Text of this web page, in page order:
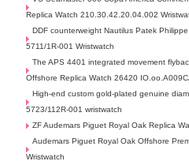
Replica Watch 210.30.42.20.04.002
DDF counterweight Nautilus Patek
5711/1R-001 Wristwatch
The APS 4401 integrated movement
Offshore Replica Watch 26420
High-end custom gold-plated genuine
5723/112R-001 wristwatch
ZF Audemars Piguet Royal Oak Replica
Audemars Piguet Royal Oak Offshore
Wristwatch